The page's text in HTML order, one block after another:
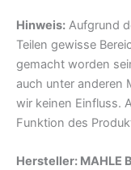
Hinweis: Aufgrund
Teilen gewisse
gemacht worden
auch unter anderen
wir keinen Einfluss.
Funktion des
Hersteller: MAHLE